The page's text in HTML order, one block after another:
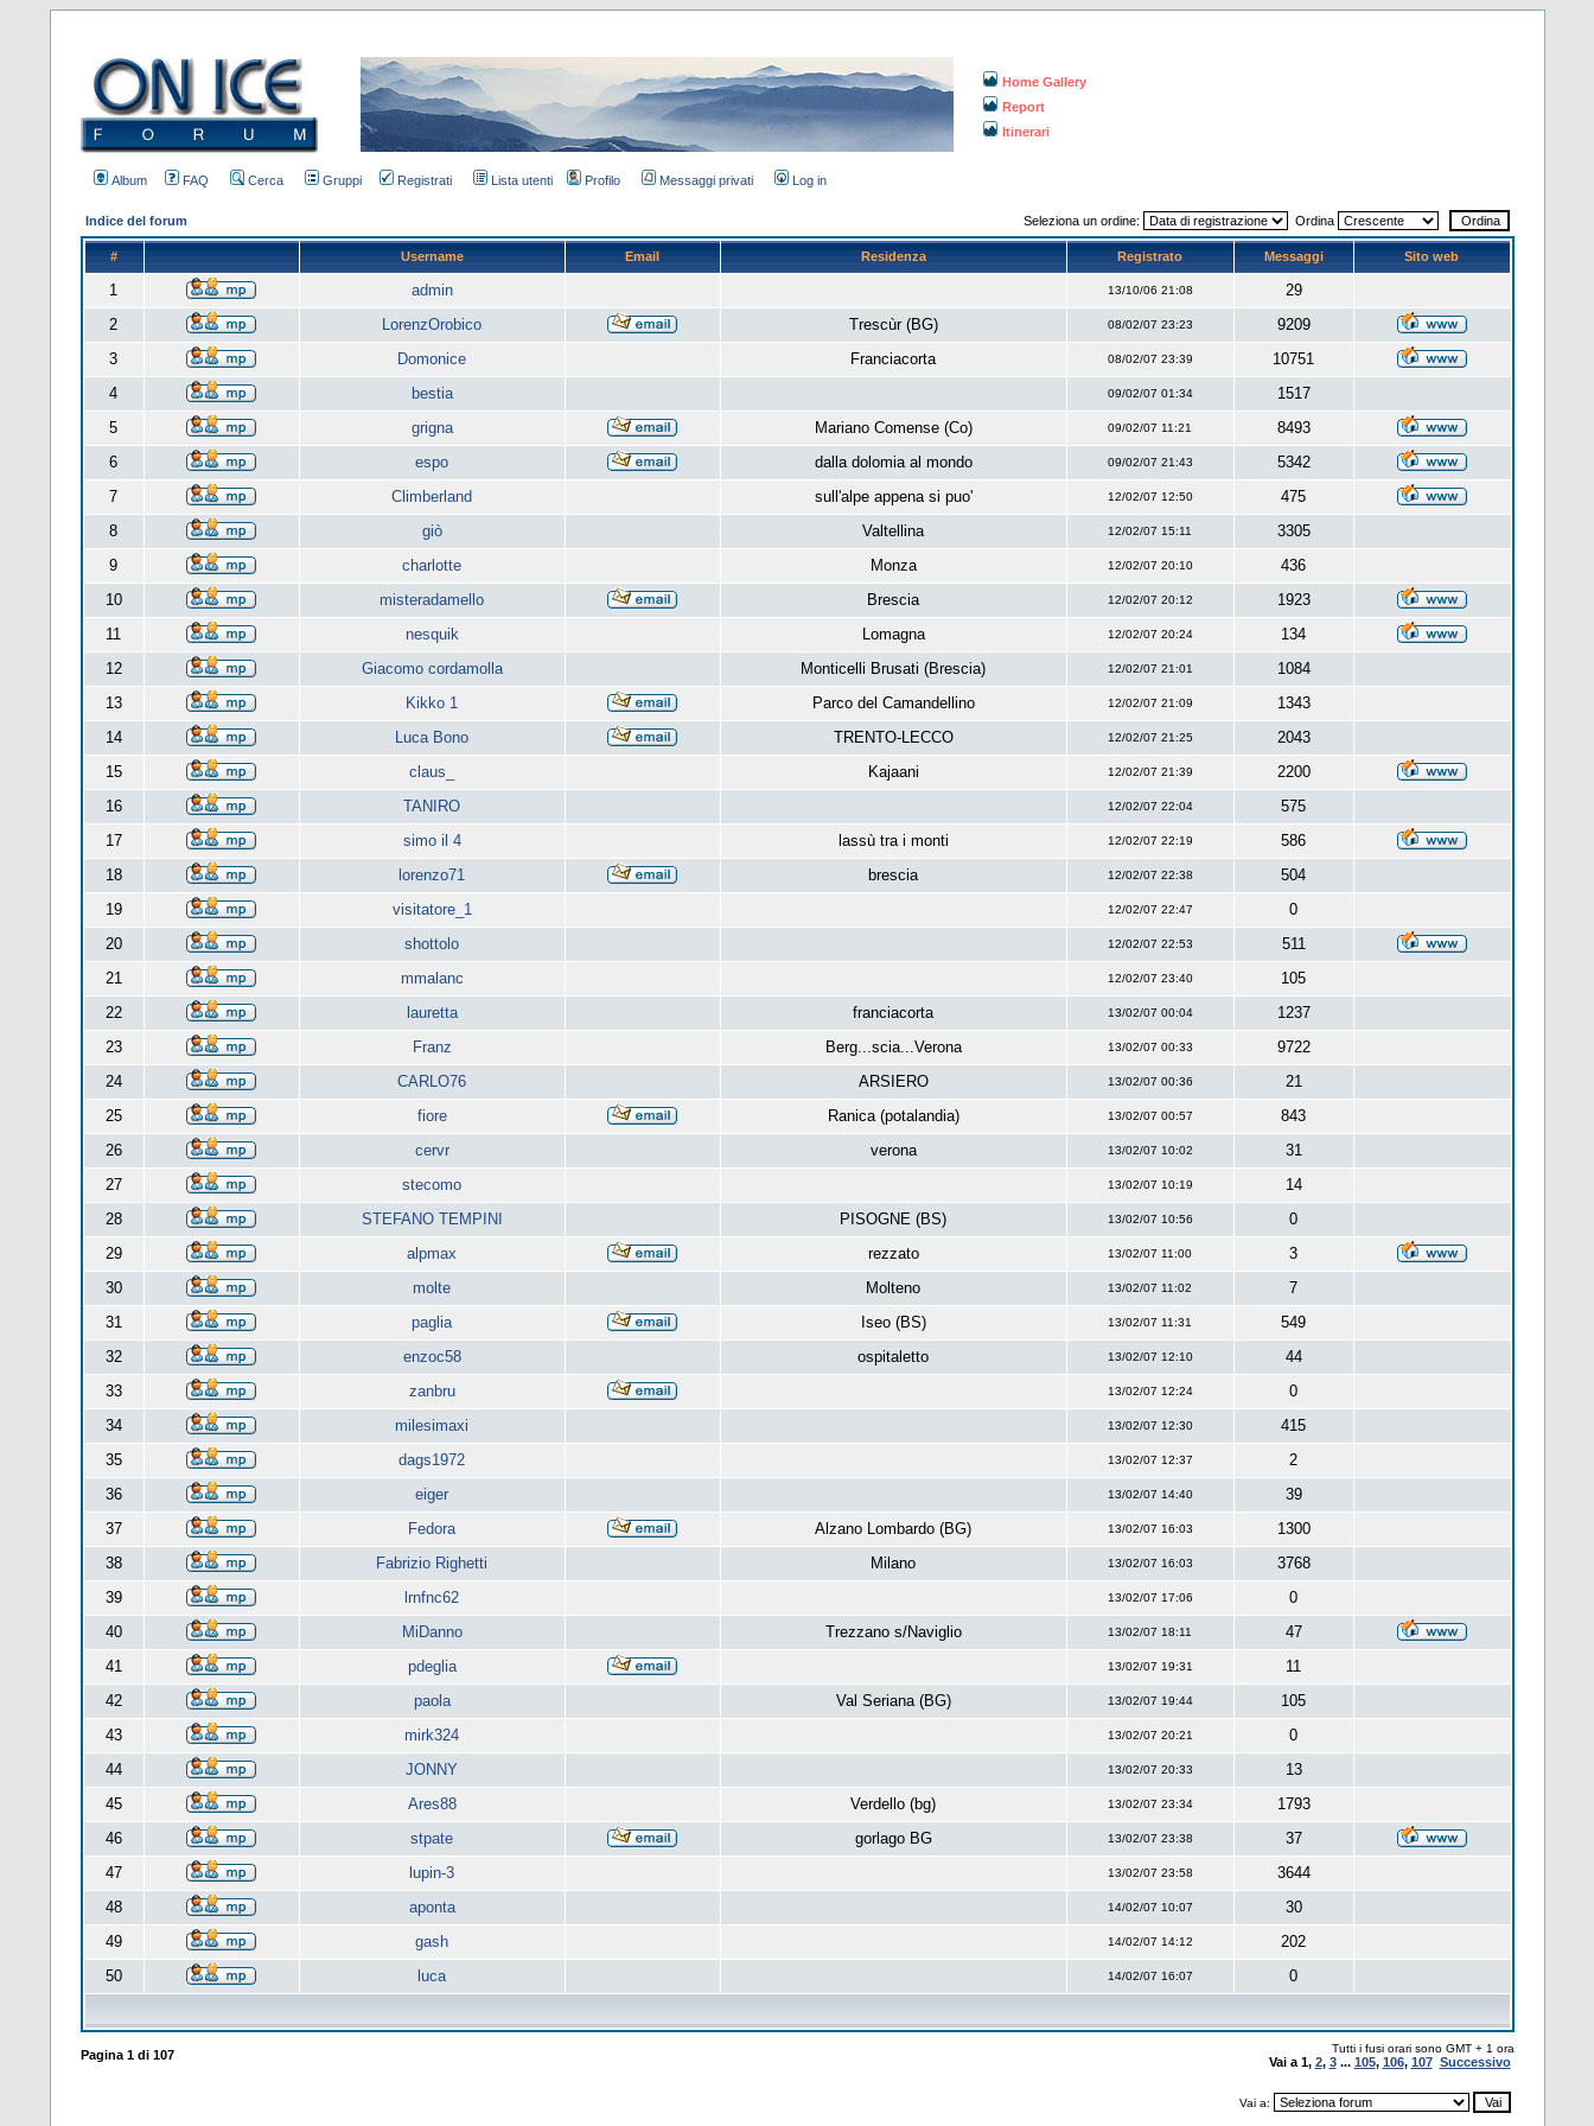
Home Gallery
Report
Itinerari
Album FAQ Cerca Gruppi Registrati Lista utenti Profilo Messaggi privati Log in
Indice del forum Seleziona un ordine: Ordina
# Username Email Residenza Registrato Messaggi Sito web
1 admin 13/10/06 21:08
29
2
LorenzOrobico Trescùr (BG) 08/02/07 23:23
9209
3
Domonice Franciacorta 08/02/07 23:39
10751
4
bestia 09/02/07 01:34
1517
5
grigna Mariano Comense (Co) 09/02/07 11:21
8493
6
espo dalla dolomia al mondo 09/02/07 21:43
5342
7
Climberland sull'alpe appena si puo' 12/02/07 12:50
475
8
giò Valtellina 12/02/07 15:11
3305
9
charlotte Monza 12/02/07 20:10
436
10
misteradamello Brescia 12/02/07 20:12
1923
11
nesquik Lomagna 12/02/07 20:24
134
12
Giacomo cordamolla Monticelli Brusati (Brescia) 12/02/07 21:01
1084
13
Kikko 1 Parco del Camandellino 12/02/07 21:09
1343
14
Luca Bono TRENTO-LECCO 12/02/07 21:25
2043
15
claus_ Kajaani 12/02/07 21:39
2200
16
TANIRO 12/02/07 22:04
575
17
simo il 4 lassù tra i monti 12/02/07 22:19
586
18
lorenzo71 brescia 12/02/07 22:38
504
19
visitatore_1 12/02/07 22:47
0
20
shottolo 12/02/07 22:53
511
21
mmalanc 12/02/07 23:40
105
22
lauretta franciacorta 13/02/07 00:04
1237
23
Franz Berg...scia...Verona 13/02/07 00:33
9722
24
CARLO76 ARSIERO 13/02/07 00:36
21
25
fiore Ranica (potalandia) 13/02/07 00:57
843
26
cervr verona 13/02/07 10:02
31
27
stecomo 13/02/07 10:19
14
28
STEFANO TEMPINI PISOGNE (BS) 13/02/07 10:56
0
29
alpmax rezzato 13/02/07 11:00
3
30
molte Molteno 13/02/07 11:02
7
31
paglia Iseo (BS) 13/02/07 11:31
549
32
enzoc58 ospitaletto 13/02/07 12:10
44
33
zanbru 13/02/07 12:24
0
34
milesimaxi 13/02/07 12:30
415
35
dags1972 13/02/07 12:37
2
36
eiger 13/02/07 14:40
39
37
Fedora Alzano Lombardo (BG) 13/02/07 16:03
1300
38
Fabrizio Righetti Milano 13/02/07 16:03
3768
39
lrnfnc62 13/02/07 17:06
0
40
MiDanno Trezzano s/Naviglio 13/02/07 18:11
47
41
pdeglia 13/02/07 19:31
11
42
paola Val Seriana (BG) 13/02/07 19:44
105
43
mirk324 13/02/07 20:21
0
44
JONNY 13/02/07 20:33
13
45
Ares88 Verdello (bg) 13/02/07 23:34
1793
46
stpate gorlago BG 13/02/07 23:38
37
47
lupin-3 13/02/07 23:58
3644
48
aponta 14/02/07 10:07
30
49
gash 14/02/07 14:12
202
50
luca 14/02/07 16:07 0
Pagina 1di 107 Tutti i fusi orari sono GMT + 1 ora
Vai a 1, 2, 3... 105, 106, 107 Successivo
Vai a: